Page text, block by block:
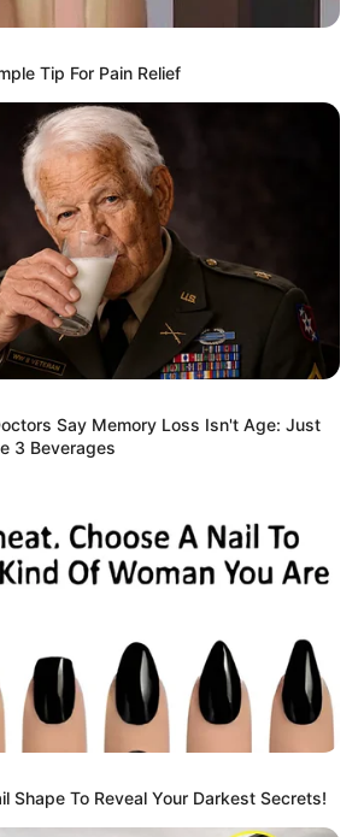
Paige Spiranac
3
fans love
VOTE
Wheat Ridge ,Colorado,Amerika
Serikat
Model,Pemain Golf Profesional,
Selebgram
Edit
seorang selebgarm, model dan pemain golf
dari Amerika Serikat. Ia terkenal berkat
kemudian menjadi viral dan dilihat
Tip For Pain Relief
Say Memory Loss Isn't Age: Just
3 Beverages
Shape To Reveal Your Darkest Secrets!